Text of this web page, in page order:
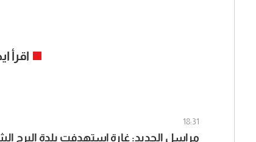
اقرأ
18:31
مراسل الجديد: غارة إستهدفت بلدة البرج